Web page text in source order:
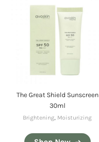
The Great Shield Sunscreen
30ml
Brightening, Moisturizing